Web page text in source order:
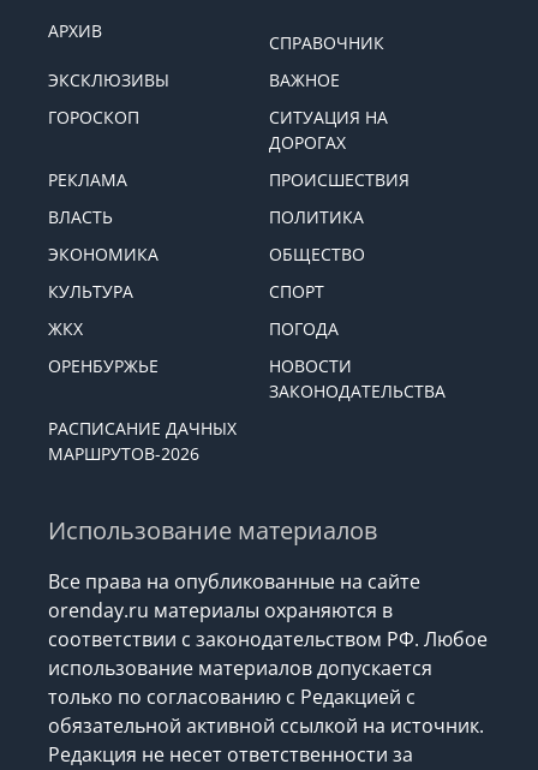
АРХИВ
СПРАВОЧНИК
ЭКСКЛЮЗИВЫ
ВАЖНОЕ
ГОРОСКОП
СИТУАЦИЯ НА
ДОРОГАХ
РЕКЛАМА
ПРОИСШЕСТВИЯ
ВЛАСТЬ
ПОЛИТИКА
ЭКОНОМИКА
ОБЩЕСТВО
КУЛЬТУРА
СПОРТ
ЖКХ
ПОГОДА
ОРЕНБУРЖЬЕ
НОВОСТИ
ЗАКОНОДАТЕЛЬСТВА
РАСПИСАНИЕ ДАЧНЫХ
МАРШРУТОВ-2026
Использование материалов
Все права на опубликованные на сайте
orenday.ru материалы охраняются в
соответствии с законодательством РФ. Любое
использование материалов допускается
только по согласованию с Редакцией с
обязательной активной ссылкой на источник.
Редакция не несет ответственности за